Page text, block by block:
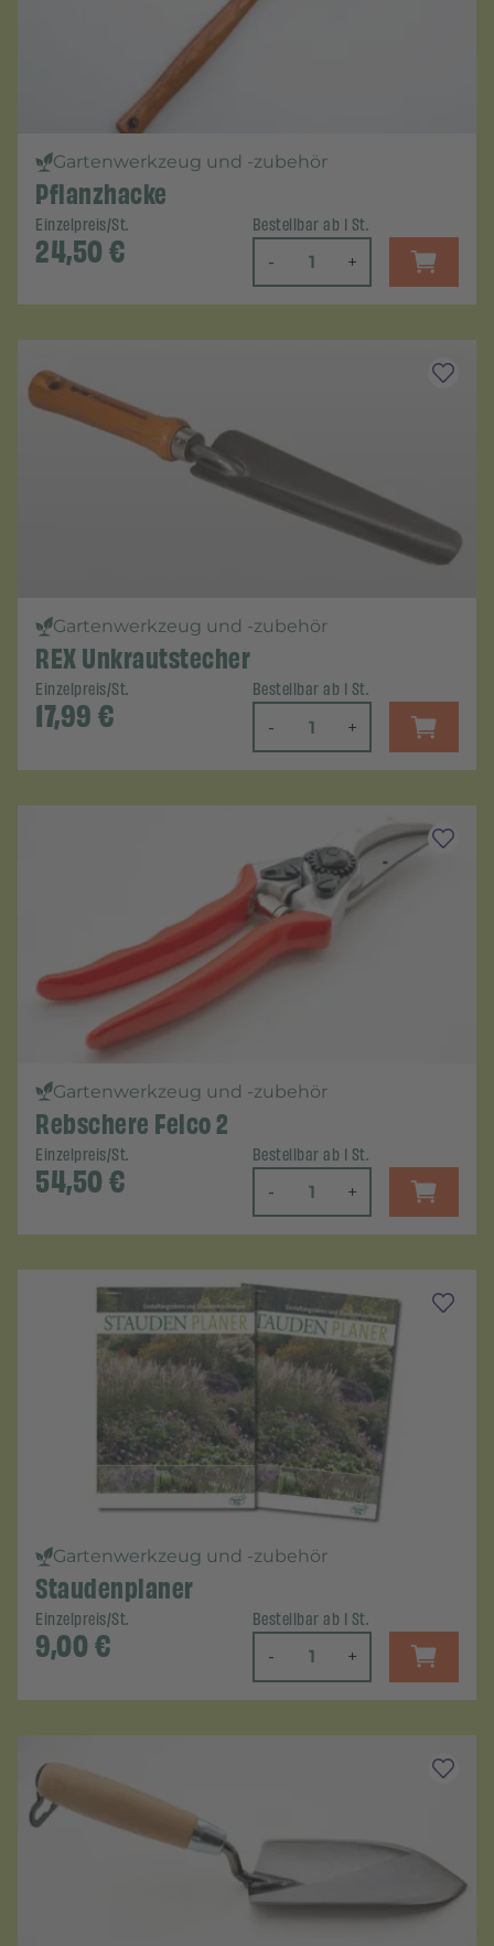
Gartenwerkzeug und -zubehör
Pflanzhacke
Einzelpreis/St.
24,50€
Bestellbar ab 1 St.
- +
Gartenwerkzeug und -zubehör
REX Unkrautstecher
Einzelpreis/St.
17,99€
Bestellbar ab 1 St.
- +
Gartenwerkzeug und -zubehör
Rebschere Felco 2
Einzelpreis/St.
54,50€
Bestellbar ab 1 St.
- +
Gartenwerkzeug und -zubehör
Staudenplaner
Einzelpreis/St.
9,00€
Bestellbar ab 1 St.
- +